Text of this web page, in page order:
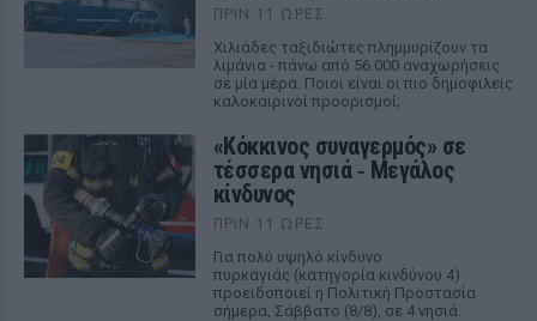
ΠΡΙΝ 11 ΏΡΕΣ
Χιλιάδες ταξιδιώτες πλημμυρίζουν τα
λιμάνια - πάνω από 56.000 αναχωρήσεις
σε μία μέρα. Ποιοι είναι οι πιο δημοφιλείς
καλοκαιρινοί προορισμοί;
«Κόκκινος συναγερμός» σε
τέσσερα νησιά ‑ Μεγάλος
κίνδυνος
ΠΡΙΝ 11 ΏΡΕΣ
Για πολύ υψηλό κίνδυνο
πυρκαγιάς (κατηγορία κινδύνου 4)
προειδοποιεί η Πολιτική Προστασία
σήμερα, Σάββατο (8/8), σε 4 νησιά.